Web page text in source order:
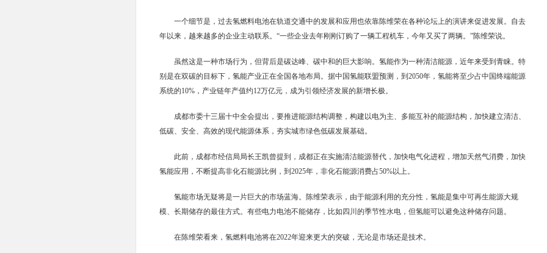
一个细节是，过去氢燃料电池在轨道交通中的发展和应用也依靠陈维荣在各种论坛上的演讲来促进发展。自去
年以来，越来越多的企业主动联系。“一些企业去年刚刚订购了一辆工程机车，今年又买了两辆。”陈维荣说。
虽然这是一种市场行为，但背后是碳达峰、碳中和的巨大影响。氢能作为一种清洁能源，近年来受到青睐。特
别是在双碳的目标下，氢能产业正在全国各地布局。据中国氢能联盟预测，到2050年，氢能将至少占中国终端能源
系统的10%，产业链年产值约12万亿元，成为引领经济发展的新增长极。
成都市委十三届十中全会提出，要推进能源结构调整，构建以电为主、多能互补的能源结构，加快建立清洁、
低碳、安全、高效的现代能源体系，夯实城市绿色低碳发展基础。
此前，成都市经信局局长王凯曾提到，成都正在实施清洁能源替代，加快电气化进程，增加天然气消费，加快
氢能应用，不断提高非化石能源比例，到2025年，非化石能源消费占50%以上。
氢能市场无疑将是一片巨大的市场蓝海。陈维荣表示，由于能源利用的充分性，氢能是集中可再生能源大规
模、长期储存的最佳方式。有些电力电池不能储存，比如四川的季节性水电，但氢能可以避免这种储存问题。
在陈维荣看来，氢燃料电池将在2022年迎来更大的突破，无论是市场还是技术。